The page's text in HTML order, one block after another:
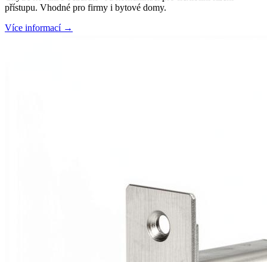
přístupu. Vhodné pro firmy i bytové domy.
Více informací →